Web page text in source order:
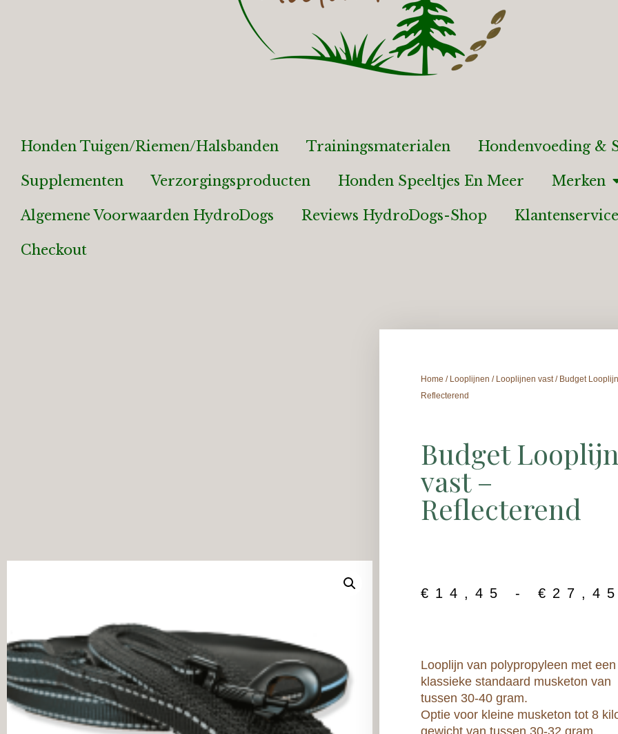
Honden Tuigen/riemen/halsbanden Trainingsmaterialen Hondenvoeding &
Supplementen Verzorgingsproducten Honden Speeltjes En Meer Merken
Algemene Voorwaarden HydroDogs Reviews HydroDogs-Shop Klantenservice
Checkout
Home / Looplijnen / Looplijnen vast/ Budget
Reflecterend
Budget Looplijn
vast –
Reflecterend
€ 14,45 - € 27,45
Looplijn van polypropyleen met een
klassieke standaard musketon van
tussen 30-40 gram.
Optie voor kleine musketon tot 8
gewicht van tussen 30-32 gram.